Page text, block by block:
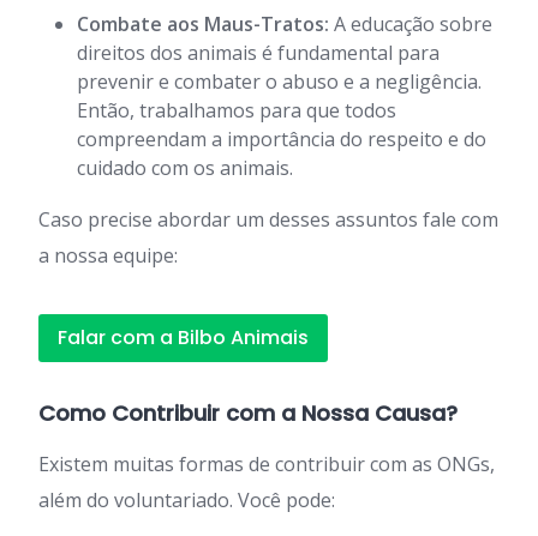
Combate aos Maus-Tratos: A educação sobre
direitos dos animais é fundamental para
prevenir e combater o abuso e a negligência.
Então, trabalhamos para que todos
compreendam a importância do respeito e do
cuidado com os animais.
Caso precise abordar um desses assuntos fale com
a nossa equipe:
Falar com a Bilbo Animais
Como Contribuir com a Nossa Causa?
Existem muitas formas de contribuir com as ONGs,
além do voluntariado. Você pode: